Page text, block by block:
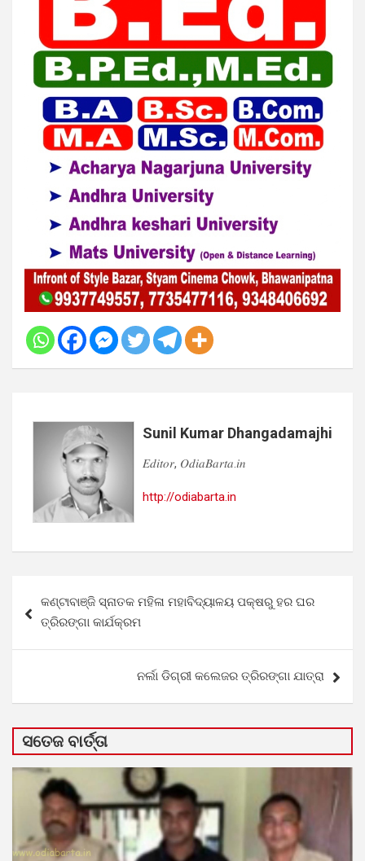
Sunil Kumar Dhangadamajhi
𝐸𝑑𝑖𝑡𝑜𝑟, 𝑂𝑑𝑖𝑎𝐵𝑎𝑟𝑡𝑎.𝑖𝑛
http://odiabarta.in
navigation
କଣ୍ଟାବାଞ୍ଜି ସ୍ନାତକ ମହିଳା ମହାବିଦ୍ୟାଳୟ ପକ୍ଷରୁ ହର ଘର
ତ୍ରିରଙ୍ଗା କାର୍ଯକ୍ରମ
ନର୍ଲା ଡିଗ୍ରୀ କଲେଜର ତ୍ରିରଙ୍ଗା ଯାତ୍ରା
ସତେଜ ବାର୍ତ୍ତା